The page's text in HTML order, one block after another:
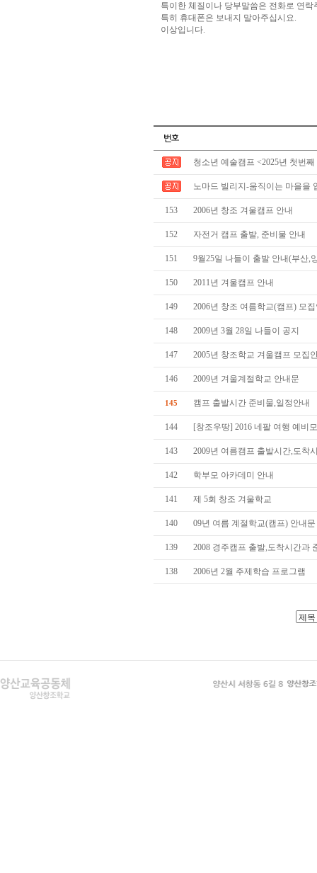
특이한 체질이나 당부말씀은 전화로 연락
특히 휴대폰은 보내지 말아주십시요.
이상입니다.
청소년 예술캠프 <2025년 첫번
노마드 빌리지-움직이는 마을을
153 2006년 창조 겨울캠프 안내
152 자전거 캠프 출발, 준비물 안내
151 9월25일 나들이 출발 안내(부산,
150 2011년 겨울캠프 안내
149 2006년 창조 여름학교(캠프) 모
148 2009년 3월 28일 나들이 공지
147 2005년 창조학교 겨울캠프 모집
146 2009년 겨울계절학교 안내문
145 캠프 출발시간 준비물,일정안내
144 [창조우땅] 2016 네팔 여행 예비
143 2009년 여름캠프 출발시간,도착
142 학부모 아카데미 안내
141 제 5회 창조 겨울학교
140 09년 여름 계절학교(캠프) 안내
139 2008 경주캠프 출발,도착시간과
138 2006년 2월 주제학습 프로그램